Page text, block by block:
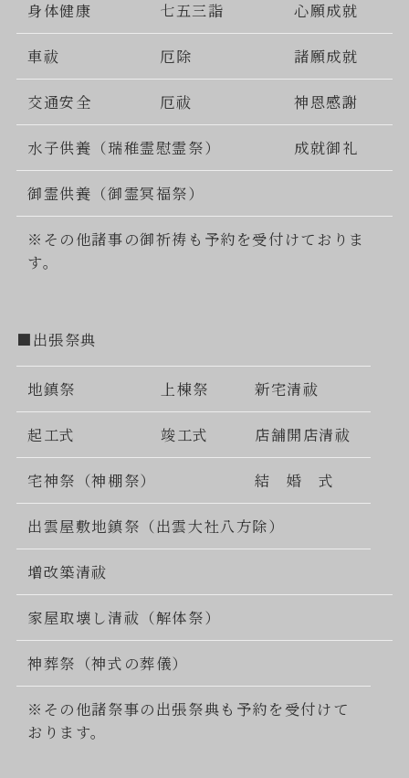
身体健康 七五三詣 心願成就
車祓 厄除 諸願成就
交通安全 厄祓 神恩感謝
水子供養（瑞稚霊慰霊祭） 成就御礼
御霊供養（御霊冥福祭）
※その他諸事の御祈祷も予約を受付けておりま
す。
■出張祭典
地鎮祭 上棟祭 新宅清祓
起工式 竣工式 店舗開店清祓
宅神祭（神棚祭） 結 婚 式
出雲屋敷地鎮祭（出雲大社八方除）
増改築清祓
家屋取壊し清祓（解体祭）
神葬祭（神式の葬儀）
※その他諸祭事の出張祭典も予約を受付けて
おります。